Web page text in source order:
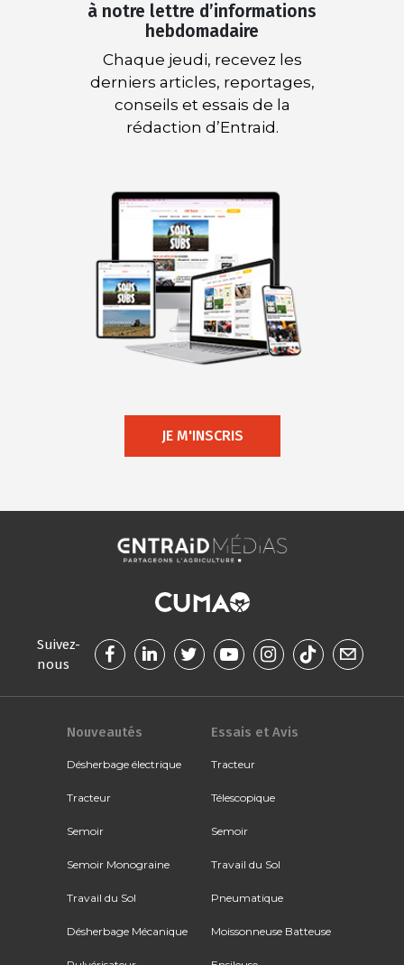
à notre lettre d’informations
hebdomadaire
Chaque jeudi, recevez les
derniers articles, reportages,
conseils et essais de la
rédaction d’Entraid.
JE M'INSCRIS
Suivez-
nous
Nouveautés
Désherbage électrique
Tracteur
Semoir
Semoir Monograine
Travail du Sol
Désherbage Mécanique
Essais et Avis
Tracteur
Télescopique
Semoir
Travail du Sol
Pneumatique
Moissonneuse Batteuse